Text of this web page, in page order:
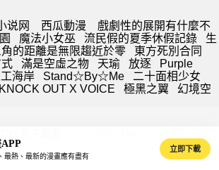
说网 西瓜動漫
戲劇性的展開有什麼不
魔法小女巫 流民假的夏季休假記錄
生
角的距離是無限趨近於零
東方死別合同
滿是空虛之物 天瑜 放逐
Purple
海岸 Stand☆By☆Me
二十面相少女
KNOCK OUT X VOICE 極黑之翼
幻境空
最熱、最新的漫畫應有盡有
立即下載
包子漫畫 ·